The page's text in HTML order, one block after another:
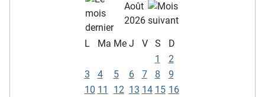
Août
2026
L Ma Me J V S
D
1
2
3
4 5 6 7 8
9
10 11 12 13 14 15 16